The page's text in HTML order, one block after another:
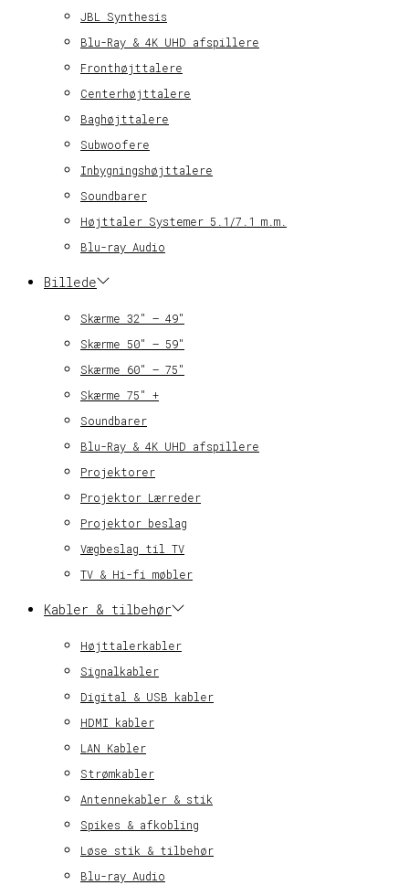
JBL Synthesis
Blu-Ray & 4K UHD afspillere
Fronthøjttalere
Centerhøjttalere
Baghøjttalere
Subwoofere
Inbygningshøjttalere
Soundbarer
Højttaler Systemer 5.1/7.1 m.m.
Blu-ray Audio
Billede
Skærme 32″ – 49″
Skærme 50″ – 59″
Skærme 60″ – 75″
Skærme 75″ +
Soundbarer
Blu-Ray & 4K UHD afspillere
Projektorer
Projektor Lærreder
Projektor beslag
Vægbeslag til TV
TV & Hi-fi møbler
Kabler & tilbehør
Højttalerkabler
Signalkabler
Digital & USB kabler
HDMI kabler
LAN Kabler
Strømkabler
Antennekabler & stik
Spikes & afkobling
Løse stik & tilbehør
Blu-ray Audio